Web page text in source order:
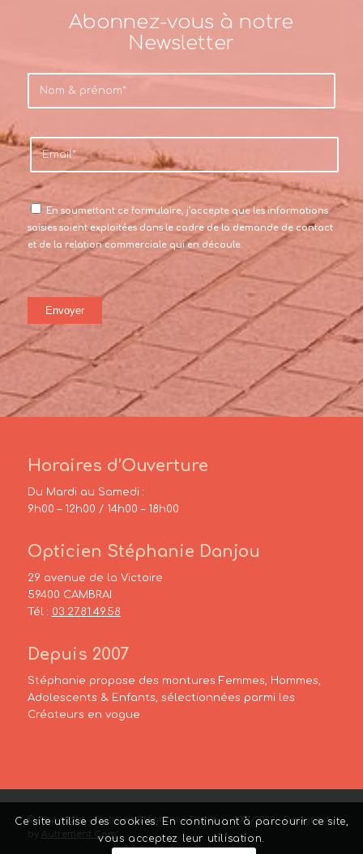
Abonnez-vous à notre
Newsletter
En soumettant ce formulaire, j’accepte que les informations
saisies soient exploitées dans le cadre de la demande de contact
et de la relation commerciale qui en découle.
Horaires d’Ouverture
Du Mardi au Samedi :
9h00 – 12h00 / 14h00 – 18h00
Opticien Stéphanie Danjou
29 avenue de la Victoire
59400 CAMBRAI
Tél : 03.27.81.49.58
Depuis 2007
Stéphanie propose des montures Femmes, Hommes,
Adolescents & Enfants, sélectionnées parmi les
Créateurs en vogue.
© Copyright – Opticien Stéphanie Danjou – 2007/2022 – Designed
by Autrement Com’
Ce site utilise des cookies. En continuant à parcourir ce site,
vous acceptez leur utilisation.